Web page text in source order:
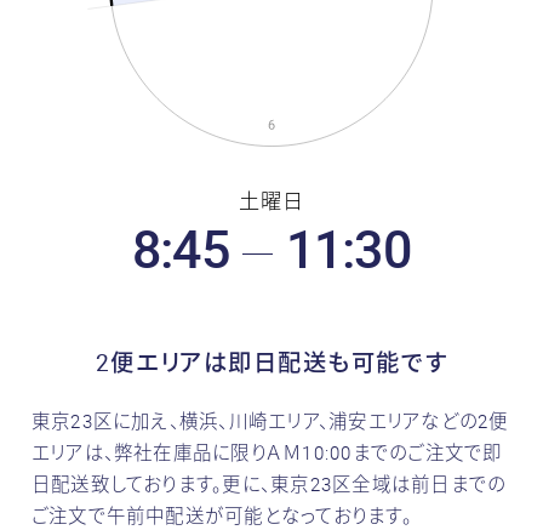
土曜日
8:45 11:30
2便エリアは即日配送も可能です
東京23区に加え、横浜、川崎エリア、浦安エリアなどの2便
エリアは、弊社在庫品に限りＡＭ10:00までのご注文で即
日配送致しております。更に、東京23区全域は前日までの
ご注文で午前中配送が可能となっております。